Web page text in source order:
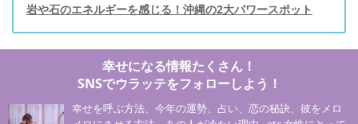
岩や石のエネルギーを感じる！沖縄の2大パワースポット
幸せになる情報たくさん！
SNSでウラッテをフォローしよう！
幸せを呼ぶ方法、今年の運勢、占い、恋の秘訣、彼をメロ